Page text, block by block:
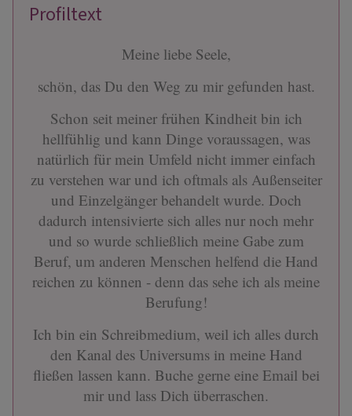
Profiltext
Meine liebe Seele,
schön, das Du den Weg zu mir gefunden hast.
Schon seit meiner frühen Kindheit bin ich
hellfühlig und kann Dinge voraussagen, was
natürlich für mein Umfeld nicht immer einfach
zu verstehen war und ich oftmals als Außenseiter
und Einzelgänger behandelt wurde. Doch
dadurch intensivierte sich alles nur noch mehr
und so wurde schließlich meine Gabe zum
Beruf, um anderen Menschen helfend die Hand
reichen zu können - denn das sehe ich als meine
Berufung!
Ich bin ein Schreibmedium, weil ich alles durch
den Kanal des Universums in meine Hand
fließen lassen kann. Buche gerne eine Email bei
mir und lass Dich überraschen.